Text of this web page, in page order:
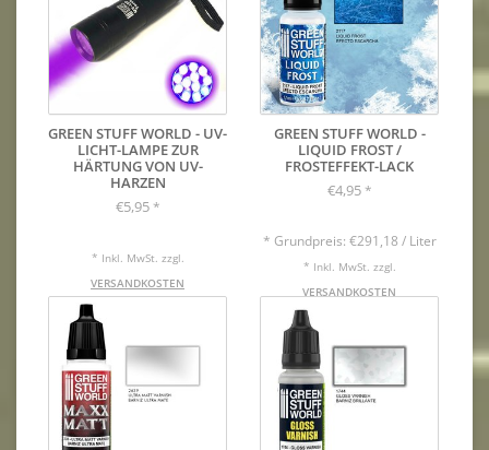
GREEN STUFF WORLD - UV-
LICHT-LAMPE ZUR
HÄRTUNG VON UV-
HARZEN
€5,95 *
* Inkl. MwSt. zzgl.
VERSANDKOSTEN
GREEN STUFF WORLD -
LIQUID FROST /
FROSTEFFEKT-LACK
€4,95 *
* Grundpreis: €291,18 / Liter
* Inkl. MwSt. zzgl.
VERSANDKOSTEN